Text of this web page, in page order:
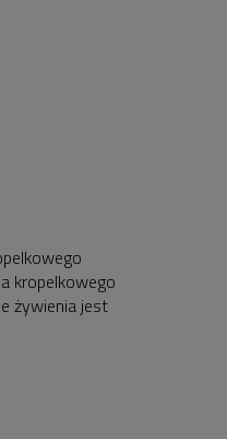
kropelkowego
żywienia jest